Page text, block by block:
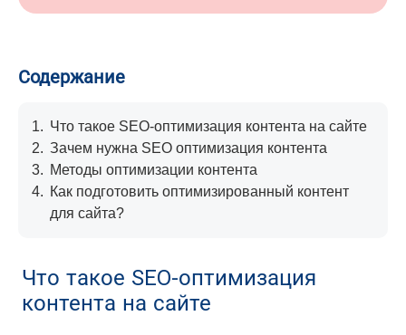
Содержание
1. Что такое SEO-оптимизация контента на сайте
2. Зачем нужна SEO оптимизация контента
3. Методы оптимизации контента
4. Как подготовить оптимизированный контент
для сайта?
Что такое SEO-оптимизация
контента на сайте